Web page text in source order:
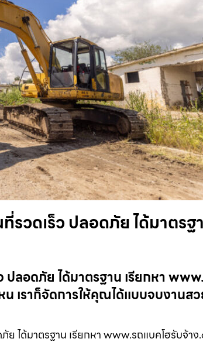
วดเร็ว ปลอดภัย ได้มาตรฐ
ลอดภัย ได้มาตรฐาน เรียกหา
เราก็จัดการให้คุณได้แบบจบงานสว
ได้มาตรฐาน เรียกหา www.รถแบคโฮรับจ้า